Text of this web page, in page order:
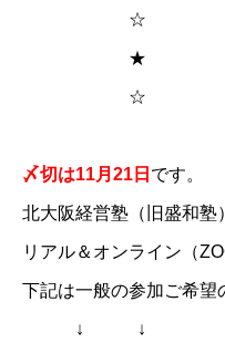
☆
★
☆
〆切は11月21日 です。
北大阪経営塾（旧盛和塾
リアル＆オンライン（
下記は一般の参加ご希望
↓ ↓